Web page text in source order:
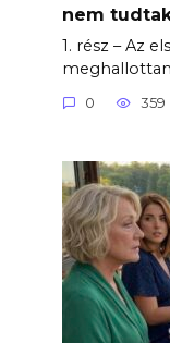
nem
1. rész – Az
0 359